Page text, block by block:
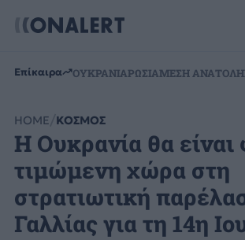
Επίκαιρα ΟΥΚΡΑΝΙΑΡΩΣΙΑΜΕΣΗ ΑΝΑΤΟΛΗ
HOME ΚΟΣΜΟΣ
Η Ουκρανία θα είναι
τιμώμενη χώρα στη
στρατιωτική
Γαλλίας για τη 14η